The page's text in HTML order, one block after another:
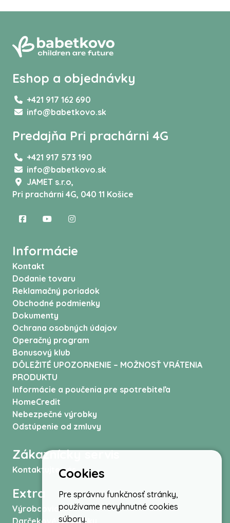
Eshop a objednávky
+421 917 162 690
info@babetkovo.sk
Predajňa Pri prachárni 4G
+421 917 573 190
info@babetkovo.sk
JAMET s.r.o,
Pri prachárni 4G, 040 11 Košice
Informácie
Kontakt
Dodanie tovaru
Reklamačný poriadok
Obchodné podmienky
Dokumenty
Ochrana osobných údajov
Operačný program
Bonusový klub
DÔLEŽITÉ UPOZORNENIE – MOŽNOSŤ VRÁTENIA
PRODUKTU
Informácie a poučenia pre spotrebiteľa
HomeCredit
Nebezpečné výrobky
Odstúpenie od zmluvy
Zákaznícky servis
Kontaktujte nás
Extra
Výrobcovia
Darčekové poukážky
Cookies
Pre správnu funkčnosť stránky,
používame nevyhnutné cookies
súbory.